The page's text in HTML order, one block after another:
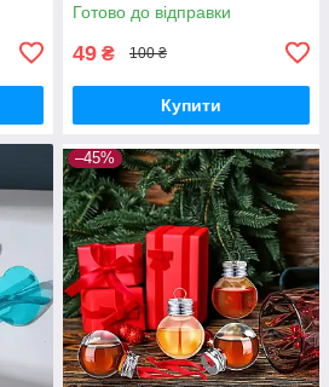
Готово до відправки
49 ₴ 100 ₴
Купити
–45%